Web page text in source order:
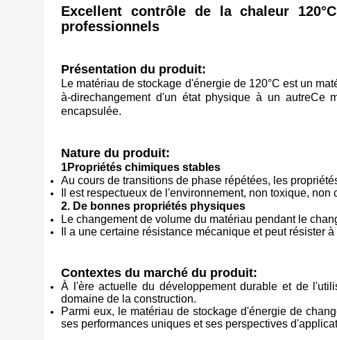
Excellent contrôle de la chaleur
professionnels
Présentation du produit:
Le matériau de stockage d'énergie de 120°C est un
à-direchangement d'un état physique à un autreCe
encapsulée.
Nature du produit:
1Propriétés chimiques stables
Au cours de transitions de phase répétées, les
Il est respectueux de l'environnement, non toxique,
2. De bonnes propriétés physiques
Le changement de volume du matériau pendant le
Il a une certaine résistance mécanique et peut résister
Contextes du marché du produit:
À l'ère actuelle du développement durable et de
domaine de la construction.
Parmi eux, le matériau de stockage d'énergie de
ses performances uniques et ses perspectives